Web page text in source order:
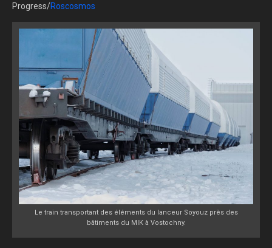
Progress/Roscosmos
Le train transportant des éléments du lanceur Soyouz près des
bâtiments du MIK à Vostochny.